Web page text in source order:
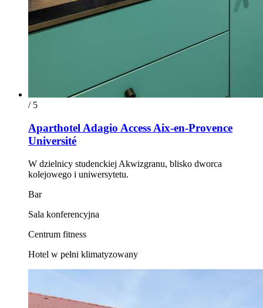
/ 5
Aparthotel Adagio Access Aix-en-Provence
Université
W dzielnicy studenckiej Akwizgranu, blisko dworca
kolejowego i uniwersytetu.
Bar
Sala konferencyjna
Centrum fitness
Hotel w pełni klimatyzowany